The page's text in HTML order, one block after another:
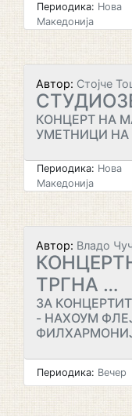
Периодика: Нова
Македонија
Автор: Стојче
КОНЦЕРТ НА
УМЕТНИЦИ НА
Периодика: Нова
Македонија
Автор: Владо
ТРГНА …
ЗА
- НАХОУМ
Периодика: Вечер